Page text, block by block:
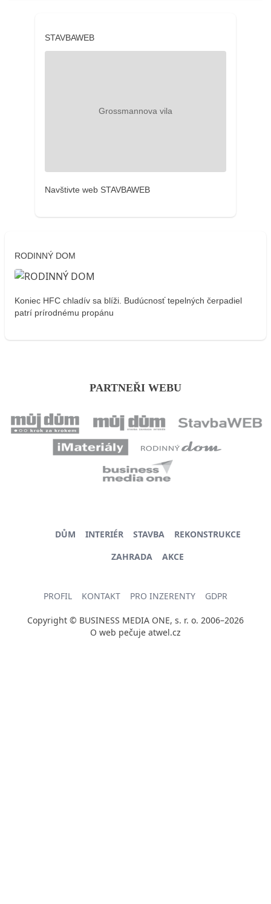
STAVBAWEB
Navštivte web STAVBAWEB
RODINNÝ DOM
Koniec HFC chladív sa blíži. Budúcnosť tepelných čerpadiel
patrí prírodnému propánu
PARTNEŘI WEBU
DŮM INTERIÉR STAVBA
REKONSTRUKCE
ZAHRADA
AKCE
PROFIL KONTAKT PRO INZERENTY GDPR
Copyright © BUSINESS MEDIA ONE, s. r. o. 2006–2026